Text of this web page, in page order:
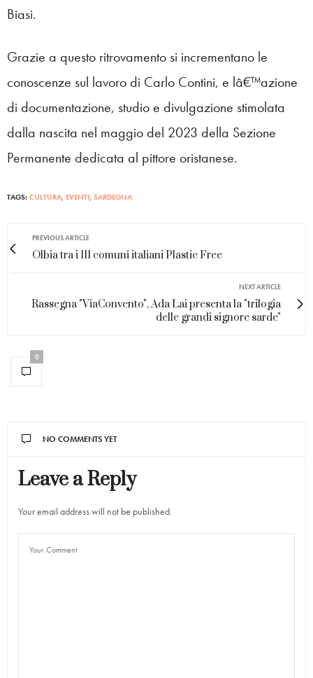
Biasi.
Grazie a questo ritrovamento si incrementano le
conoscenze sul lavoro di Carlo Contini, e lâ€™azione
di documentazione, studio e divulgazione stimolata
dalla nascita nel maggio del 2023 della Sezione
Permanente dedicata al pittore oristanese.
TAGS: CULTURA, EVENTI, SARDEGNA
PREVIOUS ARTICLE
Olbia tra i 111 comuni italiani Plastic Free
NEXT ARTICLE
Rassegna "ViaConvento", Ada Lai presenta la "trilogia
delle grandi signore sarde"
0
NO COMMENTS YET
Leave a Reply
Your email address will not be published.